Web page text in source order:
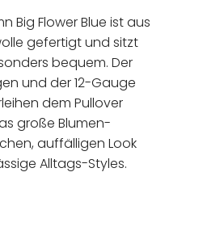
€ 83,97.
Big Flower Blue ist aus
gefertigt und sitzt
bequem. Der
und der 12-Gauge
dem Pullover
große Blumen-
auffälligen Look
Alltags-Styles.